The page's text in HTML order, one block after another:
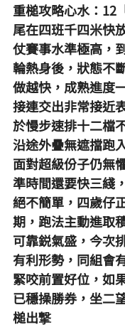
重槌攻略心水：12
尾在四班千四米快
仗賽事水準極高，
輪熱身後，狀態不
做越快，成熟進度
接連交出非常接近
於慢步速排十二檔
沿途外疊無遮擋跑
面對超級份子仍無
準時間還要快三綫
絕不簡單，四歲仔
期，跑法主動進取
可靠鋭氣盛，今次
有利形勢，同組會
緊咬前置好位，如
已穩操勝券，坐二
槌出撃